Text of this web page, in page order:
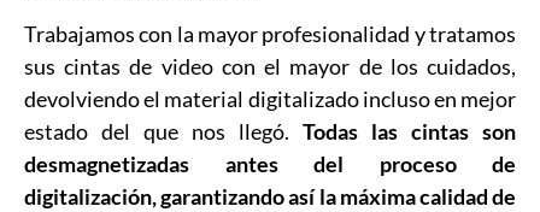
Trabajamos con la mayor profesionalidad y tratamos
sus cintas de video con el mayor de los cuidados,
devolviendo el material digitalizado incluso en mejor
estado del que nos llegó. Todas las cintas son
desmagnetizadas antes del proceso de
digitalización, garantizando así la máxima calidad de